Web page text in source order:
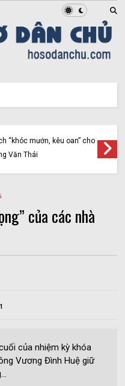
“khóc mướn, kêu oan” cho
Văn Thái
của các nhà
của nhiệm kỳ khóa
Vương Đình Huệ giữ